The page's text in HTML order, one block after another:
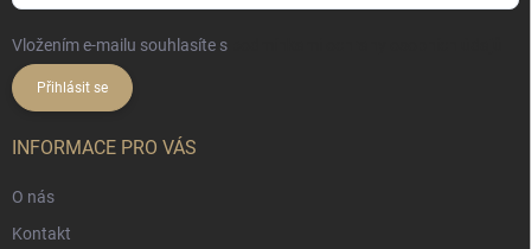
Vložením e-mailu souhlasíte s
Přihlásit se
INFORMACE PRO VÁS
O nás
Kontakt